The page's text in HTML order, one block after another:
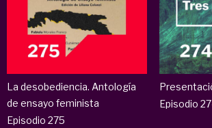
La desobediencia. Antología
de ensayo feminista
Episodio 275
Episodio